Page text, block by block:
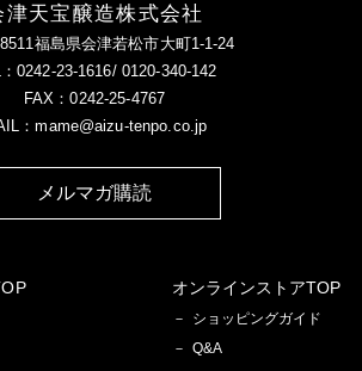
津天宝醸造株式会社
福島県会津若松市大町1-1-24
0242-23-1616/ 0120-340-142
FAX：0242-25-4767
：mame@aizu-tenpo.co.jp
メルマガ購読
オンラインストアTOP
ショッピングガイド
Q&A